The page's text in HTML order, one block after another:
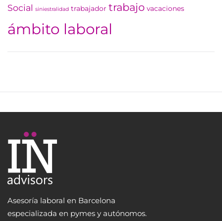
Social siniestralidad trabajador trabajo vacaciones
ámbito laboral
Asesoría laboral en Barcelona
especializada en pymes y autónomos.